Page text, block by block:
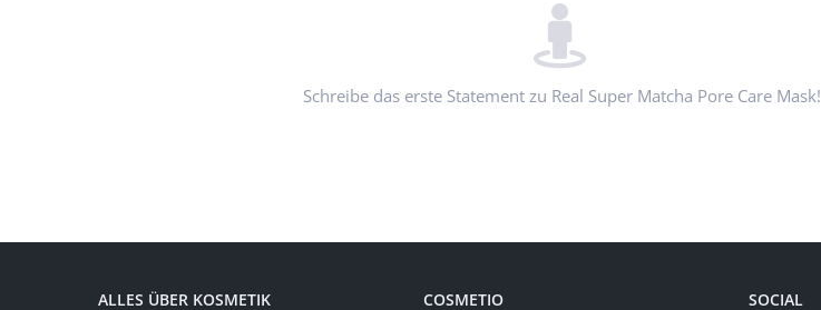
Schreibe das erste Statement zu Real Super Matcha Pore Care Mask!
ALLES ÜBER KOSMETIK COSMETIO SOCIAL